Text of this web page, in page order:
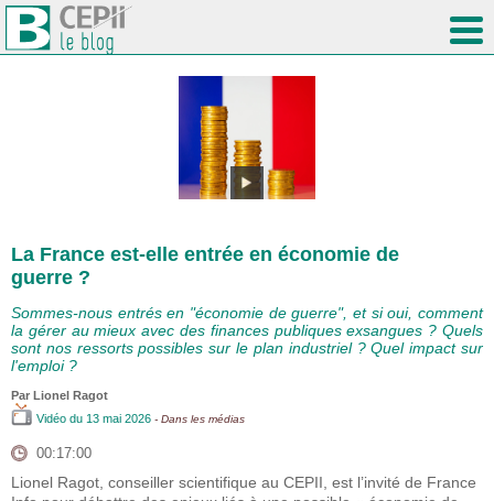
La France est-elle entrée en économie de
guerre ?
Sommes-nous entrés en "économie de guerre", et si oui, comment
la gérer au mieux avec des finances publiques exsangues ? Quels
sont nos ressorts possibles sur le plan industriel ? Quel impact sur
l'emploi ?
Par Lionel Ragot
Vidéo du 13 mai 2026 - Dans les médias
00:17:00
Lionel Ragot, conseiller scientifique au CEPII, est l’invité de France